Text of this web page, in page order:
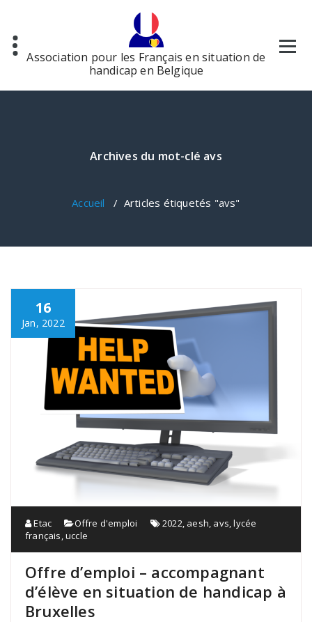
contenu
Association pour les Français en situation de
handicap en Belgique
Archives du mot-clé avs
Accueil / Articles étiquetés "avs"
16
Jan, 2022
Etac Offre d'emploi 2022 aesh avs ,lycée
français ,uccle
Offre d’emploi – accompagnant
d’élève en situation de handicap à
Bruxelles